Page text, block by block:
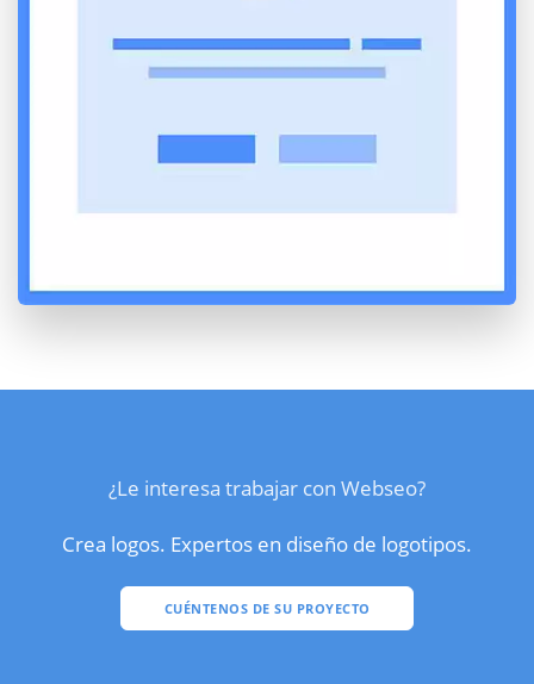
¿Le interesa trabajar con Webseo?
Crea logos. Expertos en diseño de logotipos.
CUÉNTENOS DE SU PROYECTO